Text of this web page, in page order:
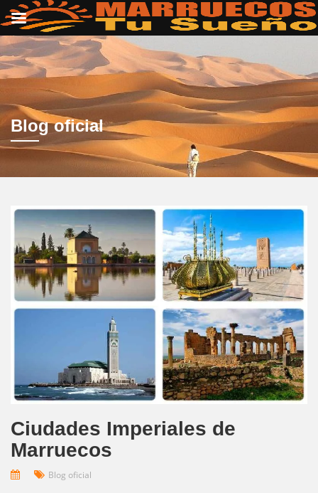
Blog oficial
Ciudades Imperiales de
Marruecos
Blog oficial